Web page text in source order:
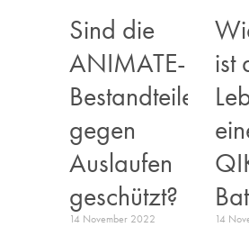
Sind die
ANIMATE-
Bestandteile
gegen
Auslaufen
geschützt?
14 November 2022
ist
14